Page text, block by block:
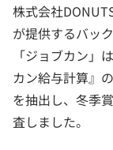
株式会社
が提供するバッ
「ジョブカン」
カン給与計算』
を抽出し、冬季
査しました。